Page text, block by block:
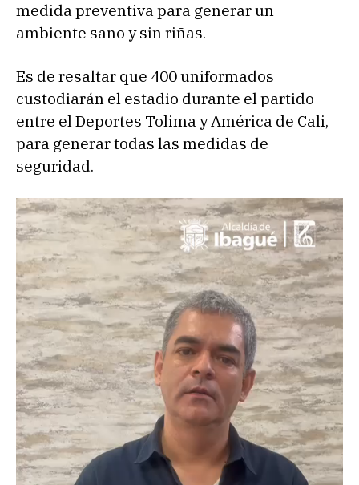
medida preventiva para generar un
ambiente sano y sin riñas.
Es de resaltar que 400 uniformados
custodiarán el estadio durante el partido
entre el Deportes Tolima y América de Cali,
para generar todas las medidas de
seguridad.